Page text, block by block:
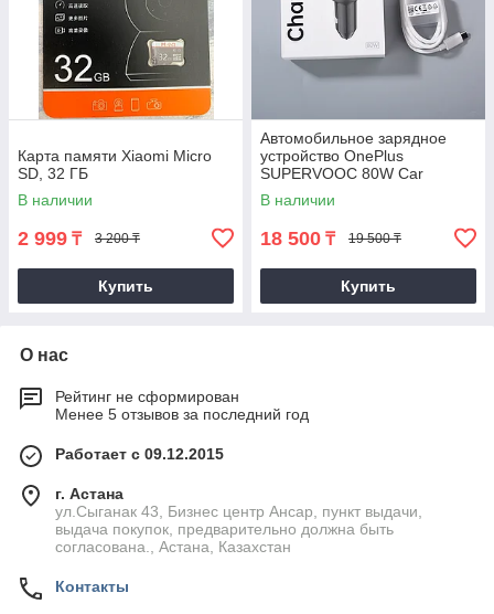
Карта памяти Xiaomi Micro
SD, 32 ГБ
В наличии
2 999 ₸ 3 200 ₸
Купить
Автомобильное зарядное
устройство OnePlus
SUPERVOOC 80W Car
Charger + Кабель OnePlus
Type-A to Type-C 10A
В наличии
18 500 ₸ 19 500 ₸
Купить
О нас
Рейтинг не сформирован
Менее 5 отзывов за последний год
Работает с 09.12.2015
г. Астана
ул.Сыганак 43, Бизнес центр Ансар, пункт выдачи,
выдача покупок, предварительно должна быть
согласована., Астана, Казахстан
Контакты